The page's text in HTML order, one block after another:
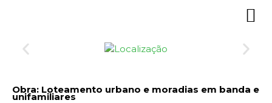
Obra: Loteamento urbano e moradias em banda e
unifamiliares